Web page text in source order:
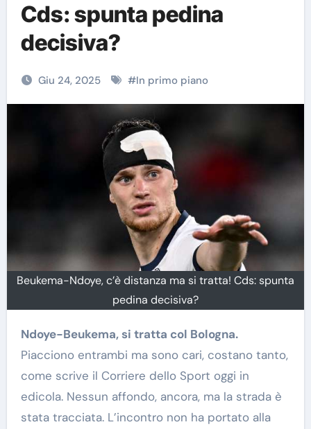
Cds: spunta pedina
decisiva?
Giu 24, 2025 #In primo piano
Beukema-Ndoye, c’è distanza ma si tratta! Cds: spunta
pedina decisiva?
Ndoye-Beukema, si tratta col Bologna.
Piacciono entrambi ma sono cari, costano tanto,
come scrive il Corriere dello Sport oggi in
edicola. Nessun affondo, ancora, ma la strada è
stata tracciata. L’incontro non ha portato alla